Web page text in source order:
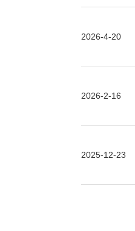
2026-4-20
2026-2-16
2025-12-23